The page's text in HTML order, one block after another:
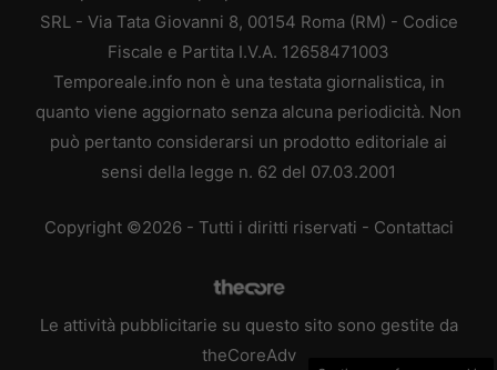
SRL - Via Tata Giovanni 8, 00154 Roma (RM) - Codice
Fiscale e Partita I.V.A. 12658471003
Temporeale.info non è una testata giornalistica, in
quanto viene aggiornato senza alcuna periodicità. Non
può pertanto considerarsi un prodotto editoriale ai
sensi della legge n. 62 del 07.03.2001
Copyright ©2026 - Tutti i diritti riservati - Contattaci
Le attività pubblicitarie su questo sito sono gestite da
theCoreAdv